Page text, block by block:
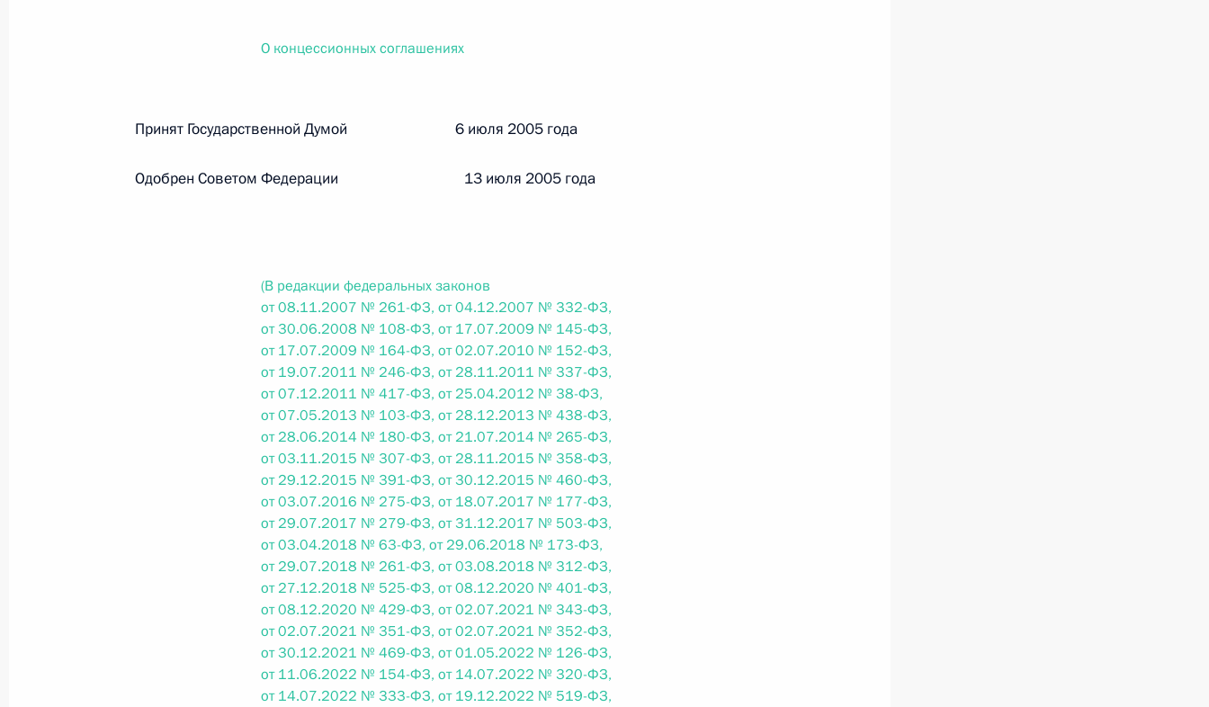
Федеральный закон от 26.07.2026 г. № 256-ФЗ
О внесении изменений в Федеральный закон «О присяжных заседателях федеральных судов общей
юрисдикции в Российской Федерации»
Федеральный закон от 26.07.2026 г. № 263-ФЗ
О внесении изменений в статью 12 Федерального закона «О государственной регистрации
Федеральный закон от 26.07.2026 г. № 242-ФЗ
О внесении изменений в статьи 85 и 102 части первой и статью 227–1 части второй Налогового
кодекса Российской Федерации
Федеральный закон от 26.07.2026 г. № 246-ФЗ
О внесении изменений в Трудовой кодекс Российской Федерации
О концессионных соглашениях
Принят Государственной Думой 6 июля 2005 года
Одобрен Советом Федерации 13 июля 2005 года
(В редакции федеральных законов
от 08.11.2007 № 261-ФЗ, от 04.12.2007 № 332-ФЗ,
от 30.06.2008 № 108-ФЗ, от 17.07.2009 № 145-ФЗ,
от 17.07.2009 № 164-ФЗ, от 02.07.2010 № 152-ФЗ,
от 19.07.2011 № 246-ФЗ, от 28.11.2011 № 337-ФЗ,
от 07.12.2011 № 417-ФЗ, от 25.04.2012 № 38-ФЗ,
от 07.05.2013 № 103-ФЗ, от 28.12.2013 № 438-ФЗ,
от 28.06.2014 № 180-ФЗ, от 21.07.2014 № 265-ФЗ,
от 03.11.2015 № 307-ФЗ, от 28.11.2015 № 358-ФЗ,
от 29.12.2015 № 391-ФЗ, от 30.12.2015 № 460-ФЗ,
от 03.07.2016 № 275-ФЗ, от 18.07.2017 № 177-ФЗ,
от 29.07.2017 № 279-ФЗ, от 31.12.2017 № 503-ФЗ,
от 03.04.2018 № 63-ФЗ, от 29.06.2018 № 173-ФЗ,
от 29.07.2018 № 261-ФЗ, от 03.08.2018 № 312-ФЗ,
от 27.12.2018 № 525-ФЗ, от 08.12.2020 № 401-ФЗ,
от 08.12.2020 № 429-ФЗ, от 02.07.2021 № 343-ФЗ,
от 02.07.2021 № 351-ФЗ, от 02.07.2021 № 352-ФЗ,
от 30.12.2021 № 469-ФЗ, от 01.05.2022 № 126-ФЗ,
от 11.06.2022 № 154-ФЗ, от 14.07.2022 № 320-ФЗ,
от 14.07.2022 № 333-ФЗ, от 19.12.2022 № 519-ФЗ,